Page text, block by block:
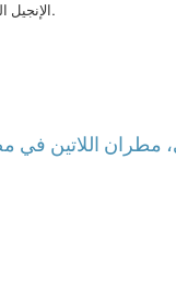
الإنجيل الحي.
اللاتين في